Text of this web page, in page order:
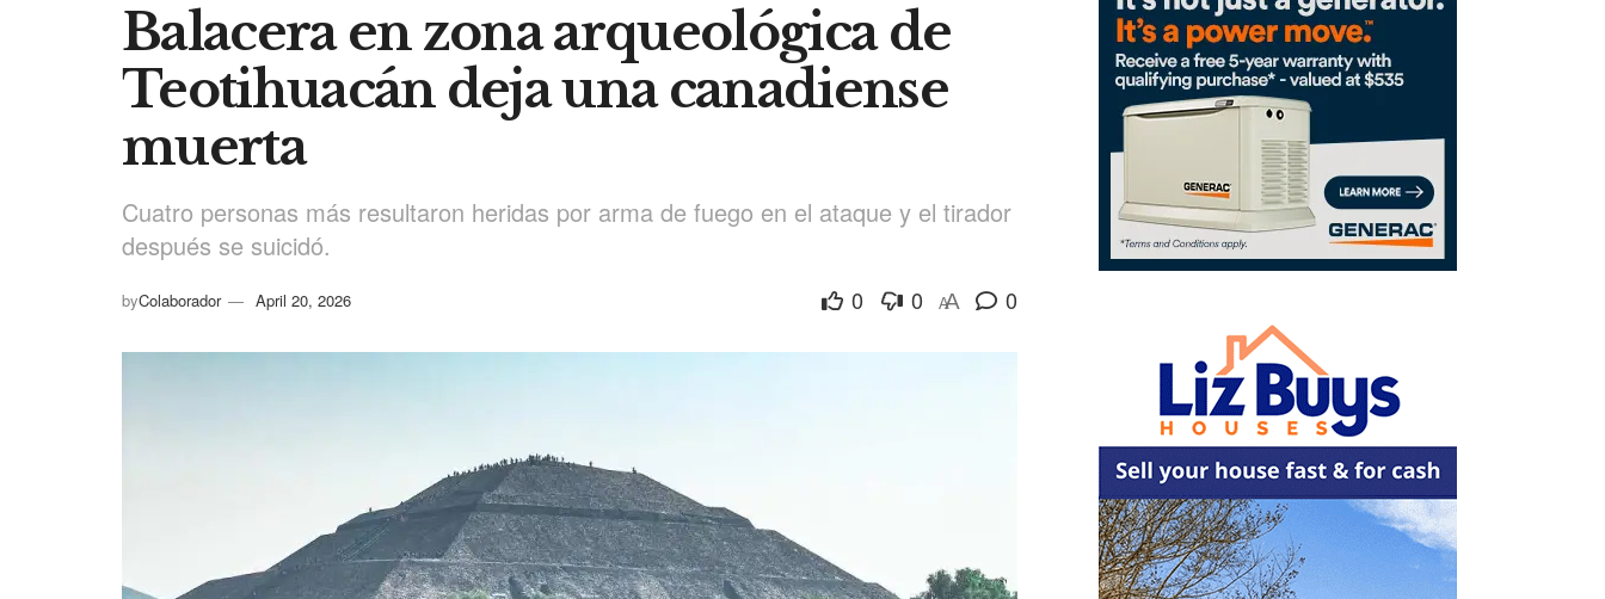
Balacera en zona arqueológica de
Teotihuacán deja una canadiense
muerta
Cuatro personas más resultaron heridas por arma de fuego en el ataque y el tirador
después se suicidó.
byColaborador April 20, 2026 0 0 AA 0